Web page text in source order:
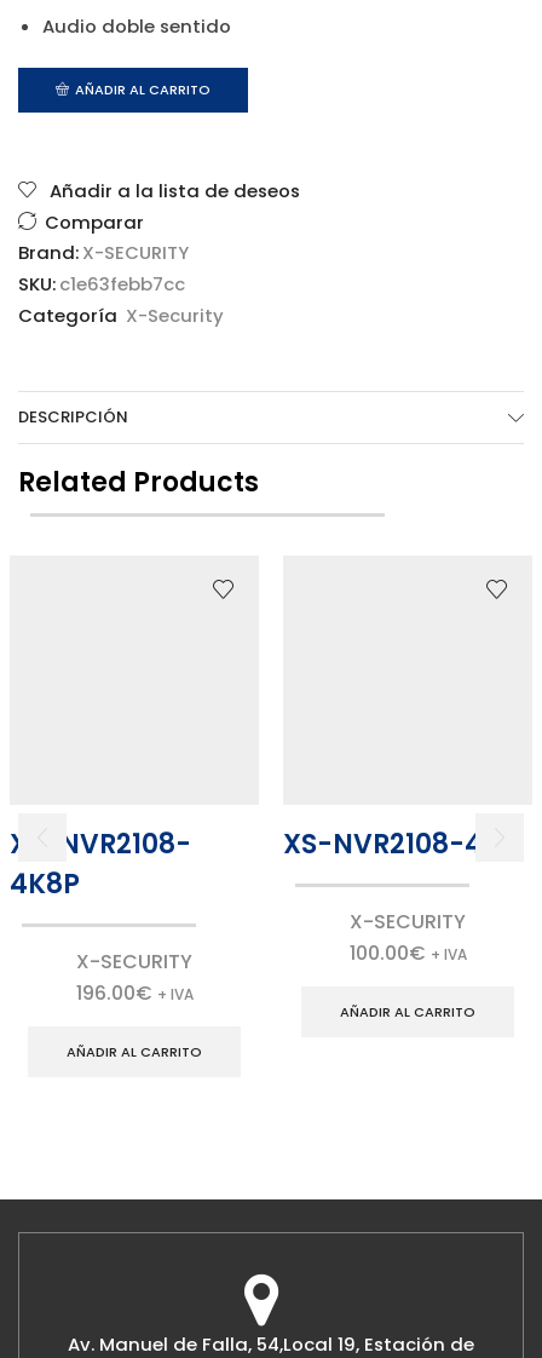
Audio doble sentido
AÑADIR AL CARRITO
Añadir a la lista de deseos
Comparar
Brand:X-SECURITY
SKU:c1e63febb7cc
Categoría X-Security
DESCRIPCIÓN
Related Products
XS-NVR2108-
4K8P
X-SECURITY
196.00€ + IVA
AÑADIR AL CARRITO
XS-NVR2108-4KH
X-SECURITY
100.00€ + IVA
AÑADIR AL CARRITO
Av. Manuel de Falla, 54,Local 19, Estación de